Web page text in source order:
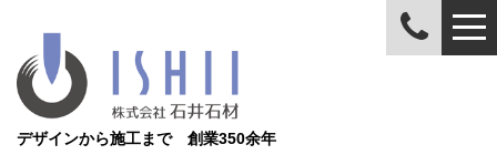
デザインから施工まで 創業350余年